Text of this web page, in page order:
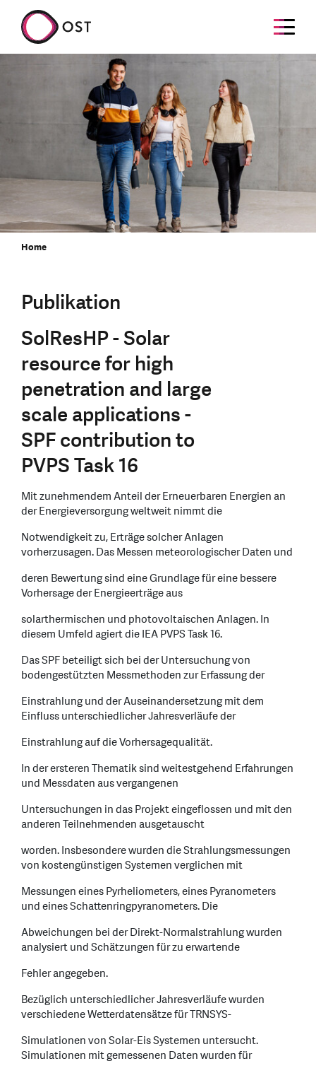
Home
Publikation
SolResHP - Solar
resource for high
penetration and large
scale applications -
SPF contribution to
PVPS Task 16
Mit zunehmendem Anteil der Erneuerbaren Energien an
der Energieversorgung weltweit nimmt die
Notwendigkeit zu, Erträge solcher Anlagen
vorherzusagen. Das Messen meteorologischer Daten und
deren Bewertung sind eine Grundlage für eine bessere
Vorhersage der Energieerträge aus
solarthermischen und photovoltaischen Anlagen. In
diesem Umfeld agiert die IEA PVPS Task 16.
Das SPF beteiligt sich bei der Untersuchung von
bodengestützten Messmethoden zur Erfassung der
Einstrahlung und der Auseinandersetzung mit dem
Einfluss unterschiedlicher Jahresverläufe der
Einstrahlung auf die Vorhersagequalität.
In der ersteren Thematik sind weitestgehend Erfahrungen
und Messdaten aus vergangenen
Untersuchungen in das Projekt eingeflossen und mit den
anderen Teilnehmenden ausgetauscht
worden. Insbesondere wurden die Strahlungsmessungen
von kostengünstigen Systemen verglichen mit
Messungen eines Pyrheliometers, eines Pyranometers
und eines Schattenringpyranometers. Die
Abweichungen bei der Direkt-Normalstrahlung wurden
analysiert und Schätzungen für zu erwartende
Fehler angegeben.
Bezüglich unterschiedlicher Jahresverläufe wurden
verschiedene Wetterdatensätze für TRNSYS-
Simulationen von Solar-Eis Systemen untersucht.
Simulationen mit gemessenen Daten wurden für